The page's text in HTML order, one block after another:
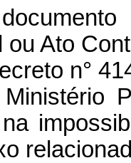
Ato
n°